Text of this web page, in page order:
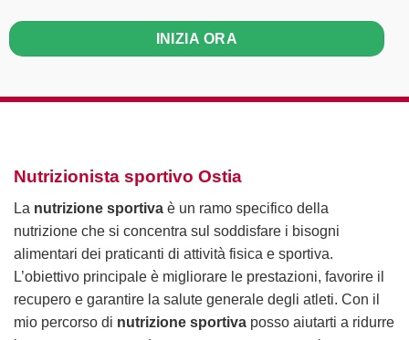
INIZIA ORA
Nutrizionista sportivo Ostia
La nutrizione sportiva è un ramo specifico della
nutrizione che si concentra sul soddisfare i bisogni
alimentari dei praticanti di attività fisica e sportiva.
L’obiettivo principale è migliorare le prestazioni, favorire il
recupero e garantire la salute generale degli atleti. Con il
mio percorso di nutrizione sportiva posso aiutarti a ridurre